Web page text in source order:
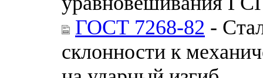
ГОСТ 7268-82 -
склонности к